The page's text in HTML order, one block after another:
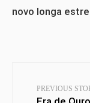
novo longa
PREVIOUS